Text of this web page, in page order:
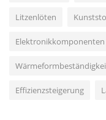
Litzenlöten
Elektronikkomponenten
Effizienzsteigerung